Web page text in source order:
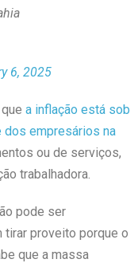
6, 2025
a inflação está sob
empresários na
ou de serviços,
trabalhadora.
pode ser
proveito porque o
que a massa